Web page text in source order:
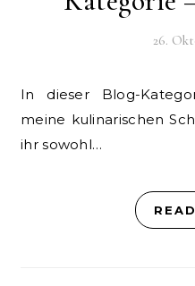
26.
In dieser Blog-Kategorie teile ich regelmäßig
meine kulinarischen
ihr sowohl…